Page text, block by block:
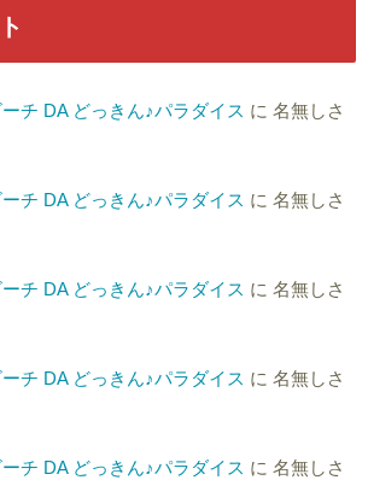
チ DA どっきん♪パラダイス に 名無しさ
チ DA どっきん♪パラダイス に 名無しさ
チ DA どっきん♪パラダイス に 名無しさ
チ DA どっきん♪パラダイス に 名無しさ
チ DA どっきん♪パラダイス に 名無しさ